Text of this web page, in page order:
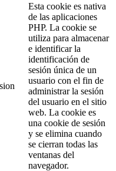
Esta cookie es nativa
de las aplicaciones
PHP. La cookie se
utiliza para almacenar
e identificar la
identificación de
sesión única de un
usuario con el fin de
administrar la sesión
del usuario en el sitio
web. La cookie es
una cookie de sesión
y se elimina cuando
se cierran todas las
ventanas del
navegador.